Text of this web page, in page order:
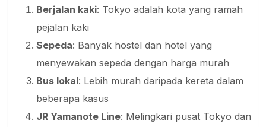
Berjalan kaki: Tokyo adalah kota yang ramah
pejalan kaki
Sepeda: Banyak hostel dan hotel yang
menyewakan sepeda dengan harga murah
Bus lokal: Lebih murah daripada kereta dalam
beberapa kasus
JR Yamanote Line: Melingkari pusat Tokyo dan